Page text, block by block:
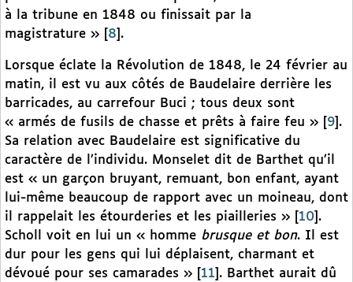
à la tribune en 1848 ou finissait par la
magistrature »
8 .
Lorsque éclate la Révolution de 1848, le 24 février au
matin, il est vu aux côtés de Baudelaire derrière les
barricades, au carrefour Buci ; tous deux sont
« armés de fusils de chasse et prêts à faire feu »
9 .
Sa relation avec Baudelaire est significative du
caractère de l’individu. Monselet dit de Barthet qu’il
est « un garçon bruyant, remuant, bon enfant, ayant
lui-même beaucoup de rapport avec un moineau, dont
il rappelait les étourderies et les piailleries »
10 .
Scholl voit en lui un « homme brusque et bon. Il est
dur pour les gens qui lui déplaisent, charmant et
dévoué pour ses camarades »
11 . Barthet aurait dû